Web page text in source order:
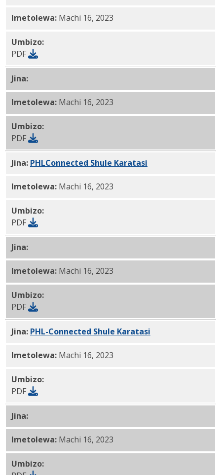
Imetolewa: Machi 16, 2023
Umbizo:
PDF
Jina:PHLConnected Shule Karatasi PDF YANGU
Imetolewa: Machi 16, 2023
Umbizo:
PDF
Jina: PHLConnected Shule Karatasi
Imetolewa: Machi 16, 2023
Umbizo:
PDF
Jina:PHLConnected Shule Karatasi PRS PDF
Imetolewa: Machi 16, 2023
Umbizo:
PDF
Jina: PHL-Connected Shule Karatasi
Imetolewa: Machi 16, 2023
Umbizo:
PDF
Jina:PHLConnected Shule Karatasi Kirusi PDF
Imetolewa: Machi 16, 2023
Umbizo: